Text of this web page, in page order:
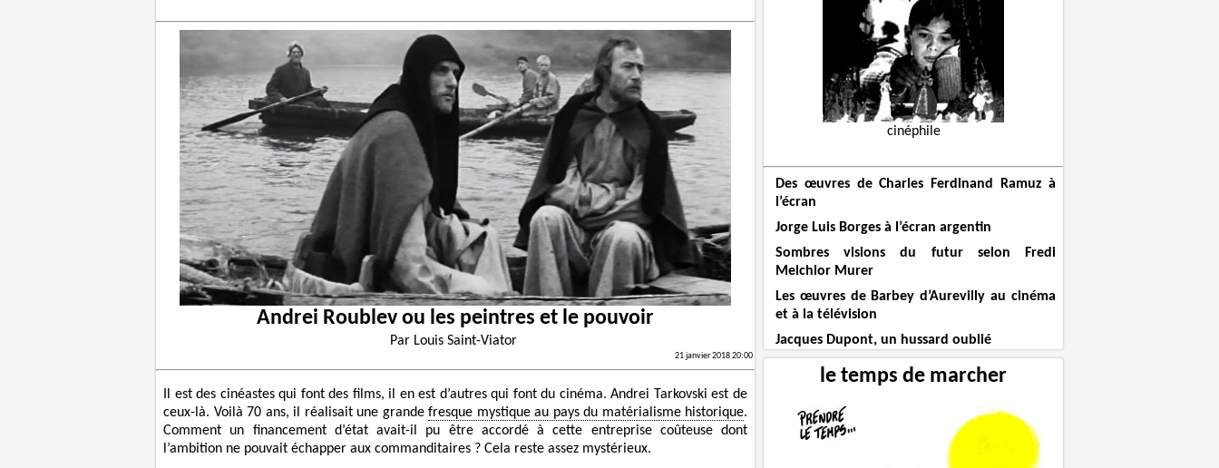
Andrei Roublev ou les peintres et le pouvoir
Par Louis Saint-Viator
21 janvier 2018 20:00
Il est des cinéastes qui font des films, il en est d’autres qui font du cinéma. Andrei Tarkovski est de
ceux-là. Voilà 70 ans, il réalisait une grande fresque mystique au pays du matérialisme historique.
Comment un financement d’état avait-il pu être accordé à cette entreprise coûteuse dont
l’ambition ne pouvait échapper aux commanditaires ? Cela reste assez mystérieux.
cinéphile
Des œuvres de Charles Ferdinand Ramuz à
l’écran
Jorge Luis Borges à l’écran argentin
Sombres visions du futur selon Fredi
Melchior Murer
Les œuvres de Barbey d’Aurevilly au cinéma
et à la télévision
Jacques Dupont, un hussard oublié
le temps de marcher